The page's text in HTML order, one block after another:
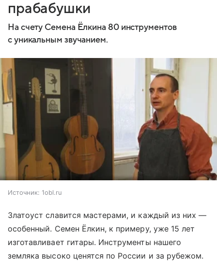
прабабушки
На счету Семена Ёлкина 80 инструментов
с уникальным звучанием.
Источник: 1obl.ru
Златоуст славится мастерами, и каждый из них —
особенный. Семен Ёлкин, к примеру, уже 15 лет
изготавливает гитары. Инструменты нашего
земляка высоко ценятся по России и за рубежом.